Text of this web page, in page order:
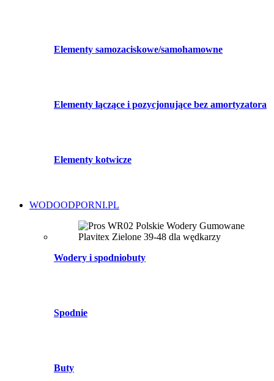
Elementy samozaciskowe/samohamowne
Elementy łączące i pozycjonujące bez amortyzatora
Elementy kotwicze
WODOODPORNI.PL
Wodery i spodniobuty
Spodnie
Buty